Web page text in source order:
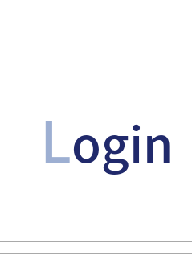
Login